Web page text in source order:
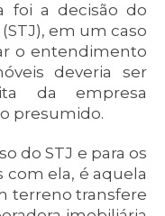
foi a decisão do
em um caso
o entendimento
deveria ser
da empresa
presumido.
do STJ e para os
com ela, é aquela
terreno transfere